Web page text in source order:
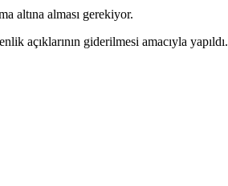
altına alması gerekiyor.
açıklarının giderilmesi amacıyla yapıldı.